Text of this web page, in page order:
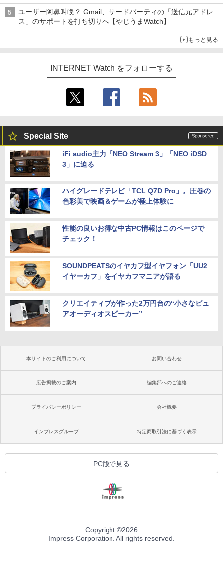
ECCメモリへのアップグレードも可能
ユーザー阿鼻叫喚？ Gmail、サードパーティの「送信元アドレ
ス」のサポートを打ち切りへ【やじうまWatch】
もっと見る
INTERNET Watch をフォローする
Special Site
iFi audio主力「NEO Stream 3」「NEO iDSD
3」に迫る
ハイグレードテレビ「TCL Q7D Pro」。圧巻の
色彩美で映画＆ゲームが極上体験に
性能の良いお得な中古PC情報はこのページで
チェック！
SOUNDPEATSのイヤカフ型イヤフォン「UU2
イヤーカフ」をイヤカフマニアが語る
クリエイティブが作った2万円台の“小さなピュ
アオーディオスピーカー”
本サイトのご利用について お問い合わせ
広告掲載のご案内 編集部へのご連絡
プライバシーポリシー 会社概要
インプレスグループ 特定商取引法に基づく表示
PC版で見る
Copyright ©2026
Impress Corporation. All rights reserved.